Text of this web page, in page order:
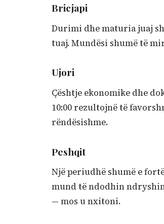
Bricjapi
Durimi dhe maturia juaj
tuaj. Mundësi shumë të
Ujori
Çështje ekonomike dhe
10:00 rezultojnë të
rëndësishme.
Peshqit
Një periudhë shumë e
mund të ndodhin
— mos u nxitoni.